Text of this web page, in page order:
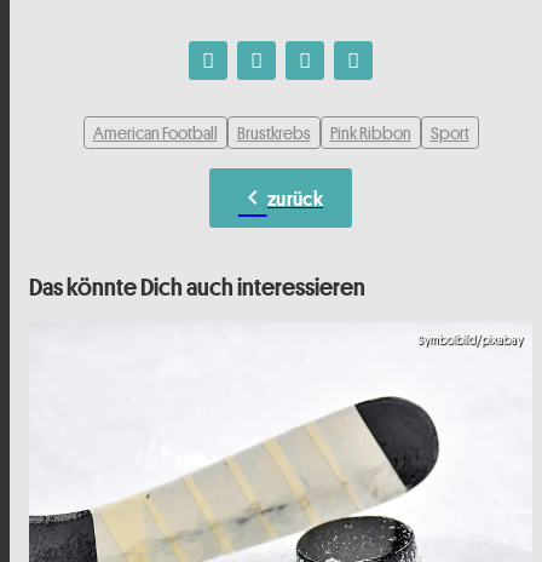
American Football Brustkrebs Pink Ribbon Sport
chevron_left zurück
Das könnte Dich auch interessieren
Symbolbild/pixabay